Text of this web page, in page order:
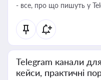
- все, про що пишуть у
Telegram канали
кейси, практичні